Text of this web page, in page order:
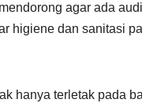
agar ada
higiene dan sanitasi
hanya terletak pada